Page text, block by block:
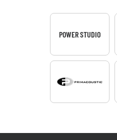
POWER STUDIO